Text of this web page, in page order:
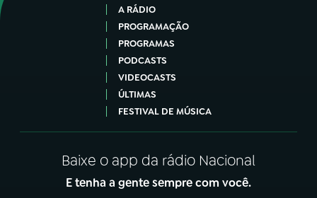
A RÁDIO
PROGRAMAÇÃO
PROGRAMAS
PODCASTS
VIDEOCASTS
ÚLTIMAS
FESTIVAL DE MÚSICA
Baixe o app da rádio Nacional
E tenha a gente sempre com você.